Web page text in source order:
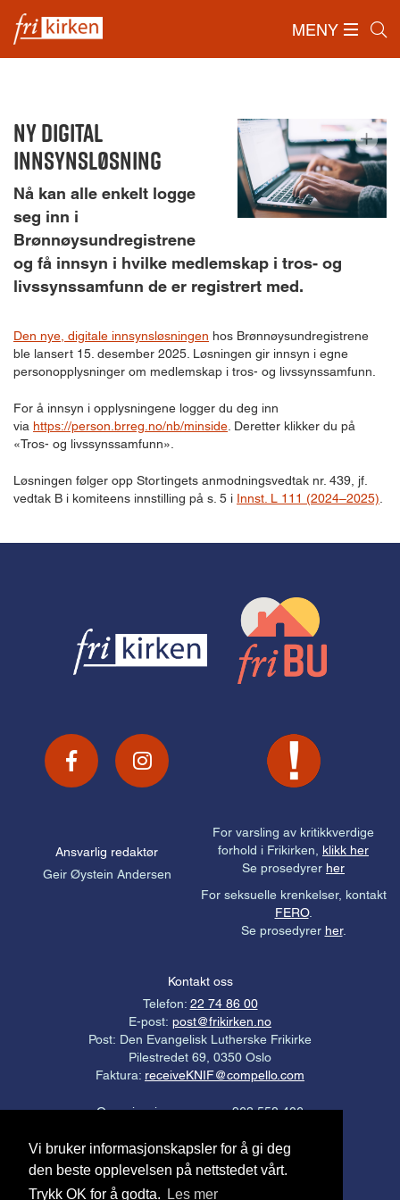
Vi bruker informasjonskapsler for å gi deg
den beste opplevelsen på nettstedet vårt.
Trykk OK for å godta.
Les mer
MENY
Forside/Ny digital innsynsløsning
Ny digital
innsynsløsning
Nå kan alle enkelt logge
seg inn i
Brønnøysundregistrene
og få innsyn i hvilke medlemskap i tros- og
livssynssamfunn de er registrert med.
Den nye, digitale innsynsløsningen hos Brønnøysundregistrene
ble lansert 15. desember 2025. Løsningen gir innsyn i egne
personopplysninger om medlemskap i tros- og livssynssamfunn.
For å innsyn i opplysningene logger du deg inn
via https://person.brreg.no/nb/minside. Deretter klikker du på
«Tros- og livssynssamfunn».
Løsningen følger opp Stortingets anmodningsvedtak nr. 439, jf.
vedtak B i komiteens innstilling på s. 5 i Innst. L 111 (2024–2025).
Kontakt oss
Telefon: 22 74 86 00
E-post: post@frikirken.no
Post: Den Evangelisk Lutherske Frikirke
Pilestredet 69, 0350 Oslo
Faktura: receiveKNIF@compello.com
Organisasjonsnummer: 963 558 406
Personvernerklæring.
Ansvarlig redaktør
Geir Øystein Andersen
For varsling av kritikkverdige
forhold i Frikirken, klikk her
Se prosedyrer her
For seksuelle krenkelser, kontakt
FERO.
Se prosedyrer her.